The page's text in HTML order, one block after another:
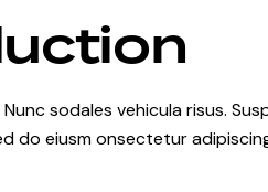
sodales vehicula risus.
do eiusm onsectetur